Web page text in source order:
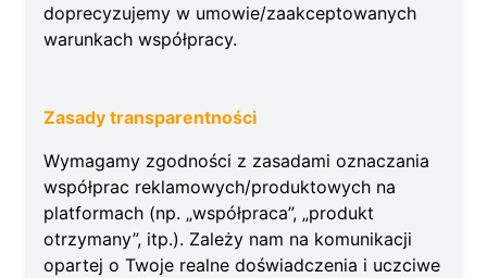
doprecyzujemy w umowie/zaakceptowanych
warunkach współpracy.
Zasady transparentności
Wymagamy zgodności z zasadami oznaczania
współprac reklamowych/produktowych na
platformach (np. „współpraca”, „produkt
otrzymany”, itp.). Zależy nam na komunikacji
opartej o Twoje realne doświadczenia i uczciwe